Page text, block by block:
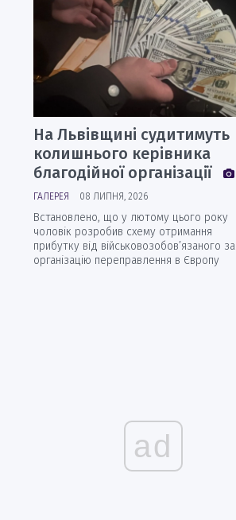
На Львівщині судитимуть
колишнього керівника
благодійної організації
ГАЛЕРЕЯ 08 ЛИПНЯ, 2026
Встановлено, що у лютому цього року
чоловік розробив схему отримання
прибутку від військовозобов’язаного за
організацію переправлення в Європу
ad